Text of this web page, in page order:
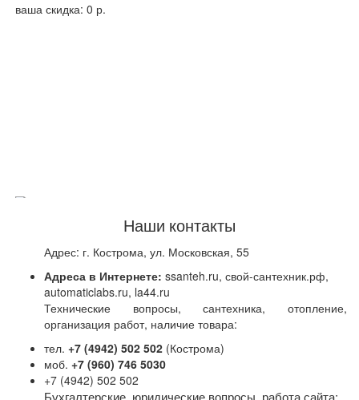
ваша скидка: 0 р.
19827 NTC10-02 Датчик температуры, 10 кОм, -55...+230 °C,
5 мм, кабель 2 м
В наличии:
Цена: 2 726р.
ваша скидка:0р.
Наши контакты
Адрес: г. Кострома, ул. Московская, 55
Адреса в Интернете: ssanteh.ru, свой-сантехник.рф,
automaticlabs.ru, la44.ru
Технические вопросы, сантехника, отопление,
организация работ, наличие товара:
тел. +7 (4942) 502 502 (Кострома)
моб. +7 (960) 746 5030
+7 (4942) 502 502
Бухгалтерские, юридические вопросы, работа сайта: